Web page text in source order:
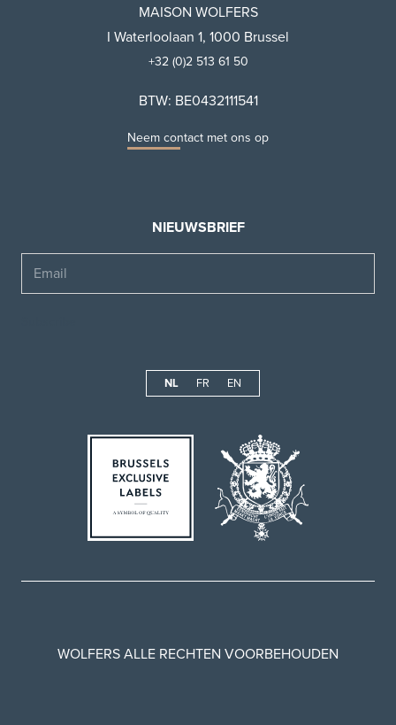
MAISON WOLFERS
I Waterloolaan 1, 1000 Brussel
+32 (0)2 513 61 50
BTW: BE0432111541
Neem contact met ons op
NIEUWSBRIEF
NL FR EN
WOLFERS ALLE RECHTEN VOORBEHOUDEN